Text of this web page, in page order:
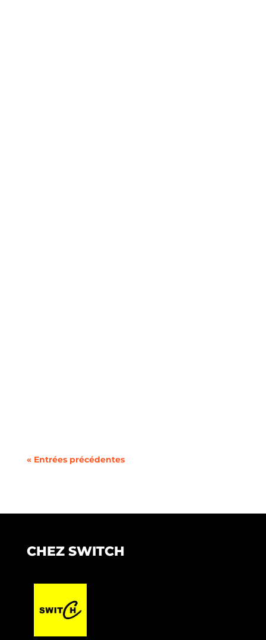
« Entrées précédentes
CHEZ SWITCH